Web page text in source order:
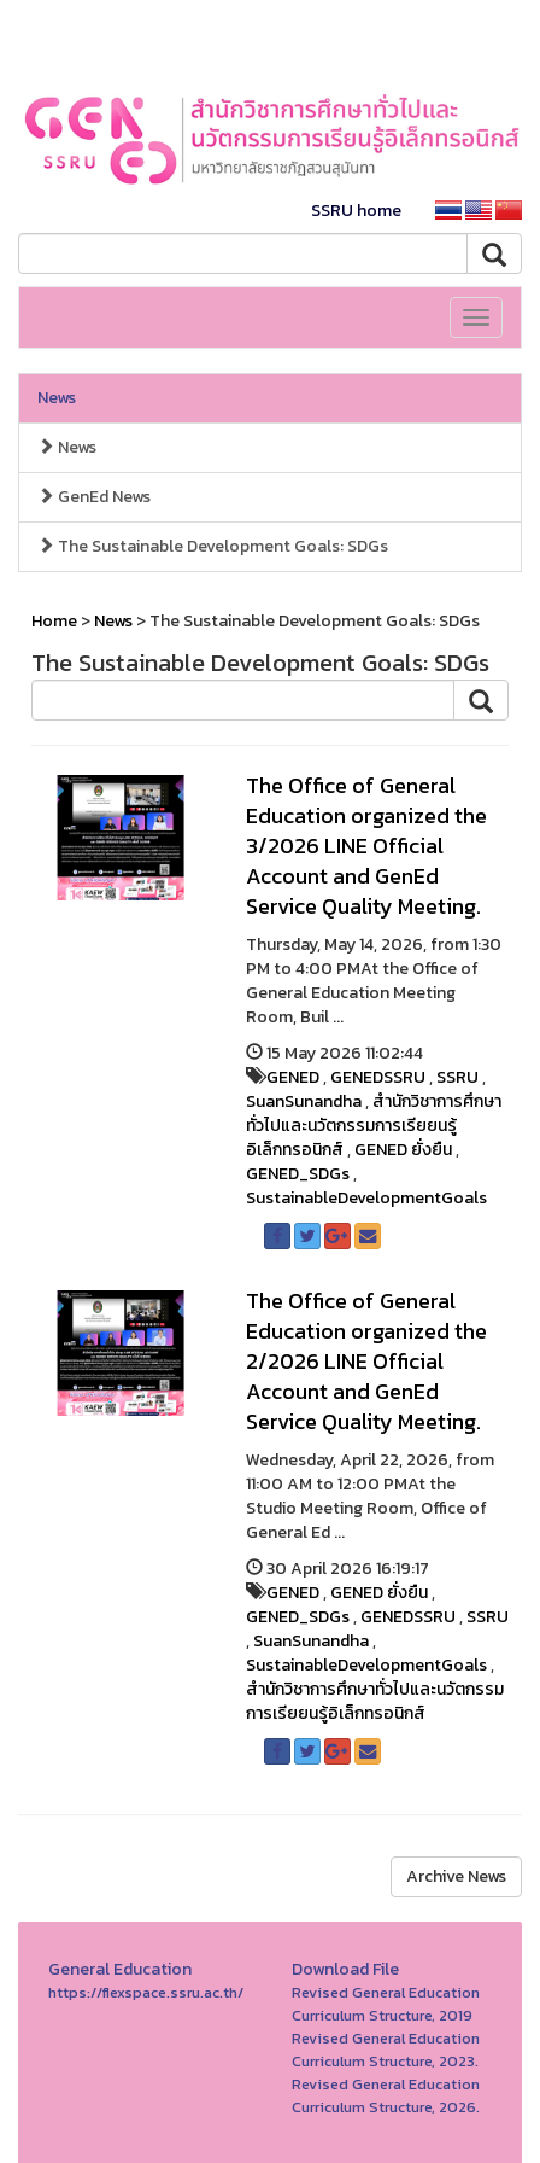
SSRU home
Toggle
News
News
GenEd News
The Sustainable Development Goals: SDGs
Home>News> The Sustainable Development Goals: SDGs
The Sustainable Development Goals: SDGs
The Office of General
Education organized the
3/2026 LINE Official
Account and GenEd
Service Quality Meeting.
Thursday, May 14, 2026, from 1:30
PM to 4:00 PMAt the Office of
General Education Meeting
Room, Buil ...
15 May 2026 11:02:44
GENED,GENEDSSRU,SSRU,
SuanSunandha,สำนักวิชาการศึกษา
ทั่วไปและนวัตกรรมการเรียยนรู้
อิเล็กทรอนิกส์,GENED ยั่งยืน,
GENED_SDGs,
SustainableDevelopmentGoals
The Office of General
Education organized the
2/2026 LINE Official
Account and GenEd
Service Quality Meeting.
Wednesday, April 22, 2026, from
11:00 AM to 12:00 PMAt the
Studio Meeting Room, Office of
General Ed ...
30 April 2026 16:19:17
GENED,GENED ยั่งยืน,
GENED_SDGs,GENEDSSRU,SSRU
,SuanSunandha,
SustainableDevelopmentGoals,
สำนักวิชาการศึกษาทั่วไปและนวัตกรรม
การเรียยนรู้อิเล็กทรอนิกส์
Archive News
General Education
https://flexspace.ssru.ac.th/
Download File
Revised General Education
Curriculum Structure, 2019
Revised General Education
Curriculum Structure, 2023.
Revised General Education
Curriculum Structure, 2026.